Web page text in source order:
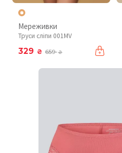
Мереживки
Труси сліпи 001MV
329 ₴ 659₴